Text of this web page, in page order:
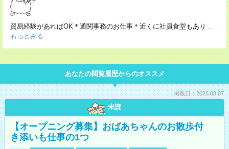
貿易経験があればOK＊通関事務のお仕事＊近くに社員食堂もあり ...
もっとみる
あなたの閲覧履歴からのオススメ
掲載日：2026.08.07
未読
【オープニング募集】おばあちゃんのお散歩付
き添いも仕事の1つ